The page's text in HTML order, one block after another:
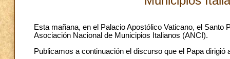
Esta mañana, en el Palacio Apostólico Vaticano, el
Asociación Nacional de Municipios Italianos (ANCI).
Publicamos a continuación el discurso que el Papa dirigió